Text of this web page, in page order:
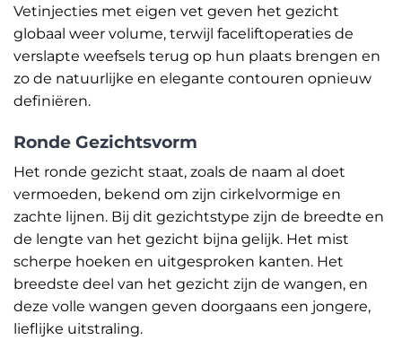
Vetinjecties met eigen vet geven het gezicht
globaal weer volume, terwijl faceliftoperaties de
verslapte weefsels terug op hun plaats brengen en
zo de natuurlijke en elegante contouren opnieuw
definiëren.
Ronde Gezichtsvorm
Het ronde gezicht staat, zoals de naam al doet
vermoeden, bekend om zijn cirkelvormige en
zachte lijnen. Bij dit gezichtstype zijn de breedte en
de lengte van het gezicht bijna gelijk. Het mist
scherpe hoeken en uitgesproken kanten. Het
breedste deel van het gezicht zijn de wangen, en
deze volle wangen geven doorgaans een jongere,
lieflijke uitstraling.